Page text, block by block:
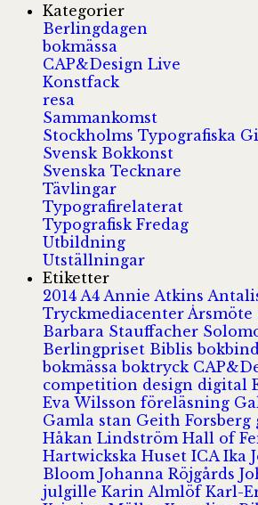
Kategorier
Berlingdagen
bokmässa
CAP&Design Live
Konstfack
resa
Sammankomst
Stockholms Typografiska
Svensk Bokkonst
Svenska Tecknare
Tävlingar
Typografirelaterat
Typografisk Fredag
Utbildning
Utställningar
Etiketter
2014 A4 Annie Atkins
Tryckmediacenter Årsmöte
Barbara Stauffacher
Berlingpriset Biblis
bokmässaboktryck
competition design digital
Eva Wilsson föreläsning
Gamla stan Geith Forsberg
Håkan Lindström Hall of
Hartwickska Huset ICA Ika
Bloom Johanna Röjgårds
julgille Karin Almlöf Karl-